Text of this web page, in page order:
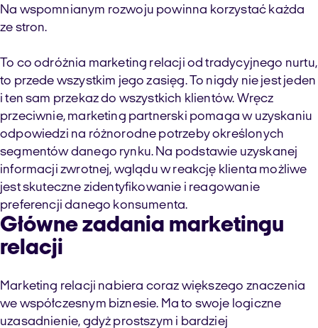
Na wspomnianym rozwoju powinna korzystać każda
ze stron.
To co odróżnia marketing relacji od tradycyjnego nurtu,
to przede wszystkim jego zasięg. To nigdy nie jest jeden
i ten sam przekaz do wszystkich klientów. Wręcz
przeciwnie, marketing partnerski pomaga w uzyskaniu
odpowiedzi na różnorodne potrzeby określonych
segmentów danego rynku. Na podstawie uzyskanej
informacji zwrotnej, wglądu w reakcję klienta możliwe
jest skuteczne zidentyfikowanie i reagowanie
preferencji danego konsumenta.
Główne zadania marketingu
relacji
Marketing relacji nabiera coraz większego znaczenia
we współczesnym biznesie. Ma to swoje logiczne
uzasadnienie, gdyż prostszym i bardziej